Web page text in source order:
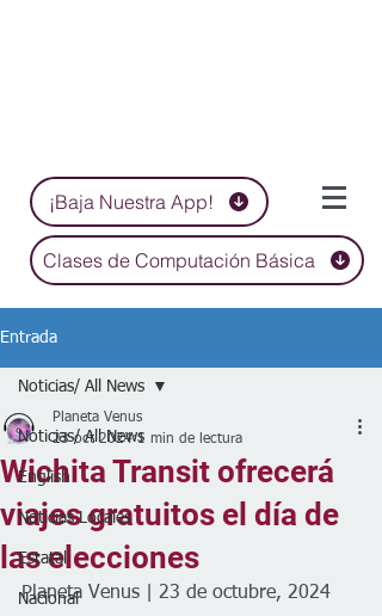
¡Baja Nuestra App!
Clases de Computación Básica
Entrada
Noticias/ All News
English
Noticias Locales
Estatal
Nacional
Noticias/ All News
Wichita Transit ofrecerá
viajes gratuitos el día de
las elecciones
Planeta Venus
23 oct 2024 1 min de lectura
Planeta Venus | 23 de octubre, 2024